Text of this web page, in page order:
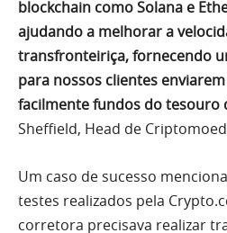
blockchain como Solana e
ajudando a melhorar a
transfronteiriça, fornecendo
para nossos clientes
facilmente fundos do tesouro
Sheffield, Head de
Um caso de sucesso
testes realizados pela
corretora precisava realizar